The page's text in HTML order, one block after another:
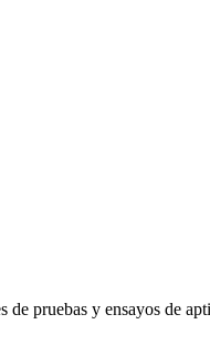
pruebas y ensayos de